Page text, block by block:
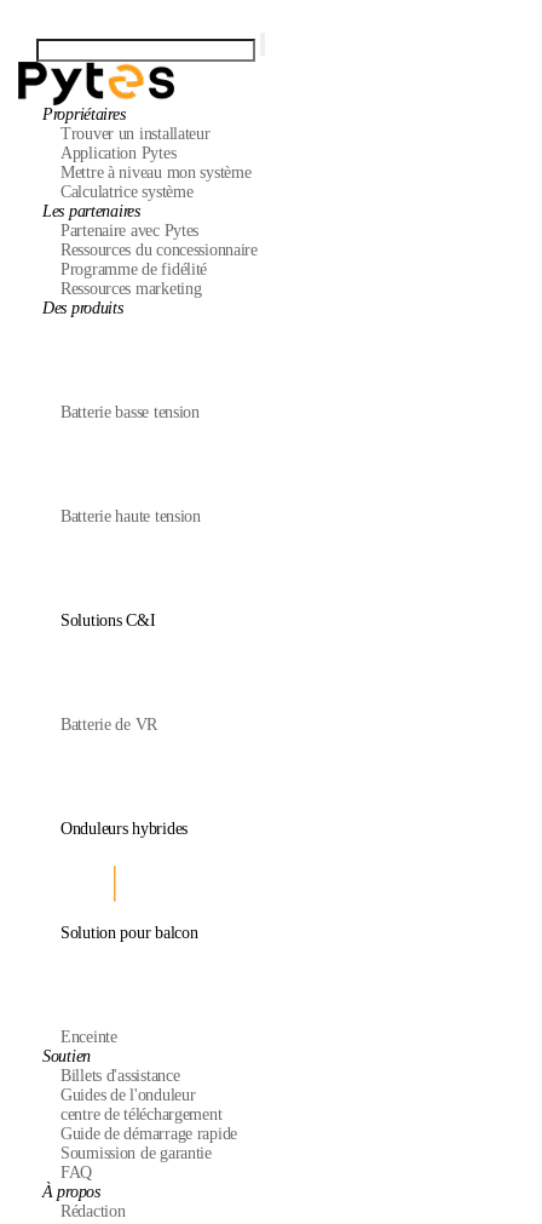
Propriétaires
Trouver un installateur
Application Pytes
Mettre à niveau mon système
Calculatrice système
Les partenaires
Partenaire avec Pytes
Ressources du concessionnaire
Programme de fidélité
Ressources marketing
Des produits
Batterie basse tension
Batterie haute tension
Solutions C&I
Batterie de VR
Onduleurs hybrides
Solution pour balcon
Enceinte
Soutien
Billets d'assistance
Guides de l'onduleur
centre de téléchargement
Guide de démarrage rapide
Soumission de garantie
FAQ
À propos
Rédaction